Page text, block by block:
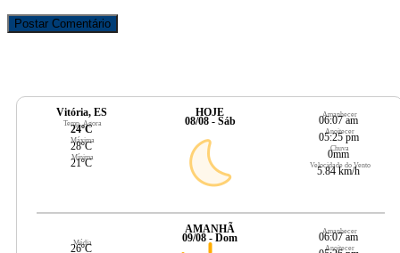
Vitória, ES
Temp. Agora
24ºC
Máxima
28ºC
Mínima
21ºC
HOJE
08/08 - Sáb
Amanhecer
06:07 am
Anoitecer
05:25 pm
Chuva
0mm
Velocidade do Vento
5.84 km/h
Média
26ºC
AMANHÃ
09/08 - Dom
Amanhecer
06:07 am
Anoitecer